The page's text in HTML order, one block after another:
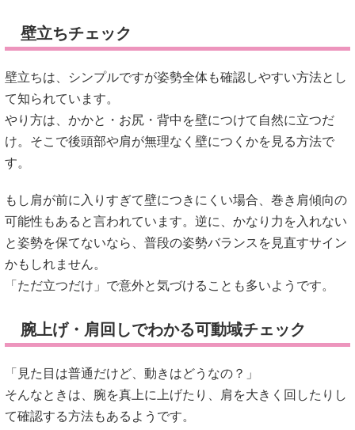
壁立ちチェック
壁立ちは、シンプルですが姿勢全体も確認しやすい方法とし
て知られています。
やり方は、かかと・お尻・背中を壁につけて自然に立つだ
け。そこで後頭部や肩が無理なく壁につくかを見る方法で
す。
もし肩が前に入りすぎて壁につきにくい場合、巻き肩傾向の
可能性もあると言われています。逆に、かなり力を入れない
と姿勢を保てないなら、普段の姿勢バランスを見直すサイン
かもしれません。
「ただ立つだけ」で意外と気づけることも多いようです。
腕上げ・肩回しでわかる可動域チェック
「見た目は普通だけど、動きはどうなの？」
そんなときは、腕を真上に上げたり、肩を大きく回したりし
て確認する方法もあるようです。